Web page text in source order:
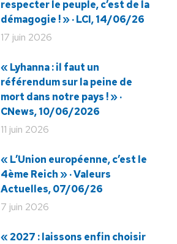
respecter le peuple, c’est de la
démagogie ! » · LCI, 14/06/26
17 juin 2026
« Lyhanna : il faut un
référendum sur la peine de
mort dans notre pays ! » ·
CNews, 10/06/2026
11 juin 2026
« L’Union européenne, c’est le
4ème Reich » · Valeurs
Actuelles, 07/06/26
7 juin 2026
« 2027 : laissons enfin choisir